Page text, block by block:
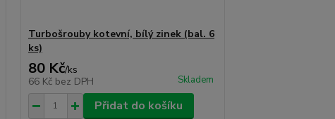
Turbošrouby kotevní, bílý zinek (bal. 6
ks)
80 Kč/ks
66 Kč bez DPH Skladem
Přidat do košíku